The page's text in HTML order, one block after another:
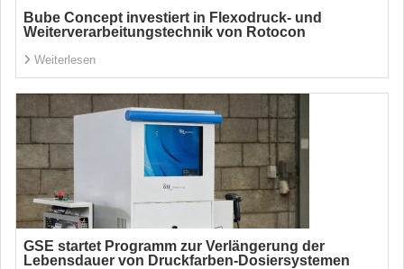
Bube Concept investiert in Flexodruck- und
Weiterverarbeitungstechnik von Rotocon
Weiterlesen
GSE startet Programm zur Verlängerung der
Lebensdauer von Druckfarben-Dosiersystemen